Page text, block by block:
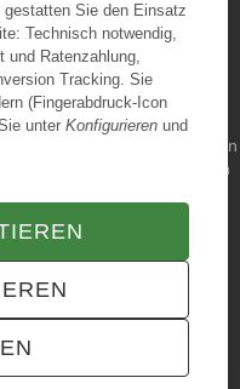
WIDERRUFEN
WARENKORB
gestatten Sie den Einsatz
Technisch notwendig,
und Ratenzahlung,
Tracking. Sie
(Fingerabdruck-Icon
unter Konfigurieren und